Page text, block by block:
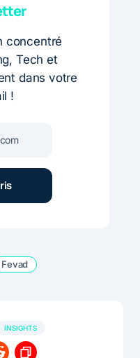
concentré
Tech et
dans votre
!
Fevad
INSIGHTS